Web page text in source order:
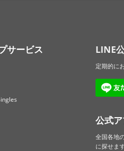
サービス LINE
定期的に
公式ア
全国各地
に探せま